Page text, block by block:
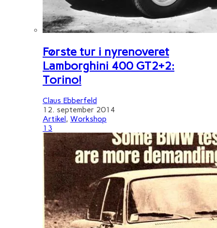
Første tur i nyrenoveret
Lamborghini 400 GT2+2:
Torino!
Claus Ebberfeld
12. september 2014
Artikel , Workshop
13